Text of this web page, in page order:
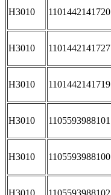
H3010 1101442141720
H3010 1101442141727
H3010 1101442141719
H3010 1105593988101
H3010 1105593988100
H3010 1105593988102